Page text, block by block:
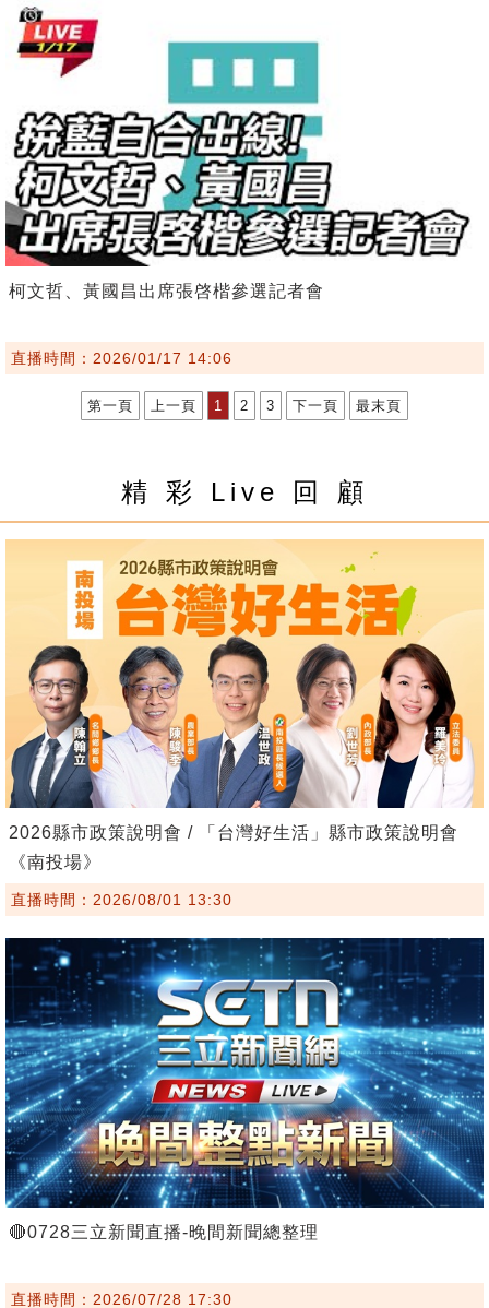
柯文哲、黃國昌出席張啓楷參選記者會
直播時間：2026/01/17 14:06
第一頁 上一頁 1 2 3 下一頁 最末頁
精 彩 Live 回 顧
2026縣市政策說明會 / 「台灣好生活」縣市政策說明會
《南投場》
直播時間：2026/08/01 13:30
🔴0728三立新聞直播-晚間新聞總整理
直播時間：2026/07/28 17:30